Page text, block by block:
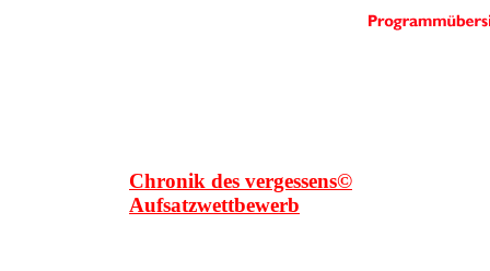
Chronik des vergessens©
Aufsatzwettbewerb